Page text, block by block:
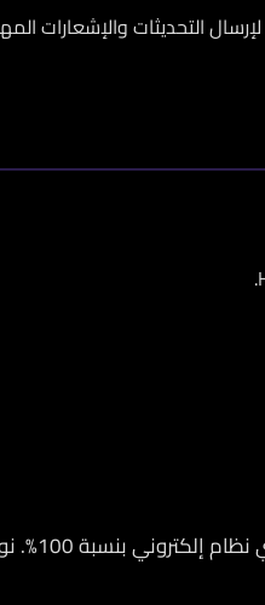
التحديثات والإشعارات
رغم اتخاذنا